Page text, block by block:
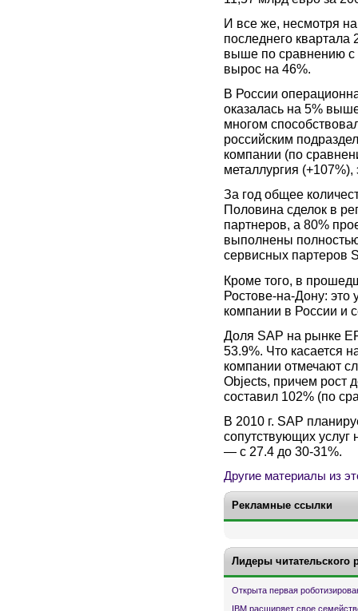
И все же, несмотря
последнего
выше по сравнению с
вырос на 46%.
В России
оказалась на 5%
многом
российским
компании (по
металлургия (+107%),
За год общее
Половина сделок в
партнеров, а 80%
выполнены
сервисных партеров
Кроме того, в
Ростове-на-Дону: это
компании в России и
Доля SAP на рынке
53.9%. Что касается
компании отмечают
Objects, причем рост
составил 102% (по
В 2010 г. SAP
сопутствующих услуг
— с 27.4 до 30-31%.
Другие материалы из
Рекламные ссылки
Лидеры читательского
Открыта первая
IBM расширяет свое